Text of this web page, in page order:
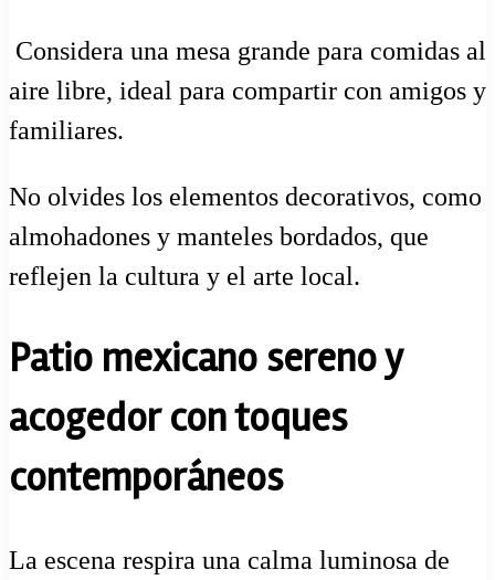
️ Considera una mesa grande para comidas al
aire libre, ideal para compartir con amigos y
familiares.
No olvides los elementos decorativos, como
almohadones y manteles bordados, que
reflejen la cultura y el arte local.
Patio mexicano sereno y
acogedor con toques
contemporáneos
La escena respira una calma luminosa de